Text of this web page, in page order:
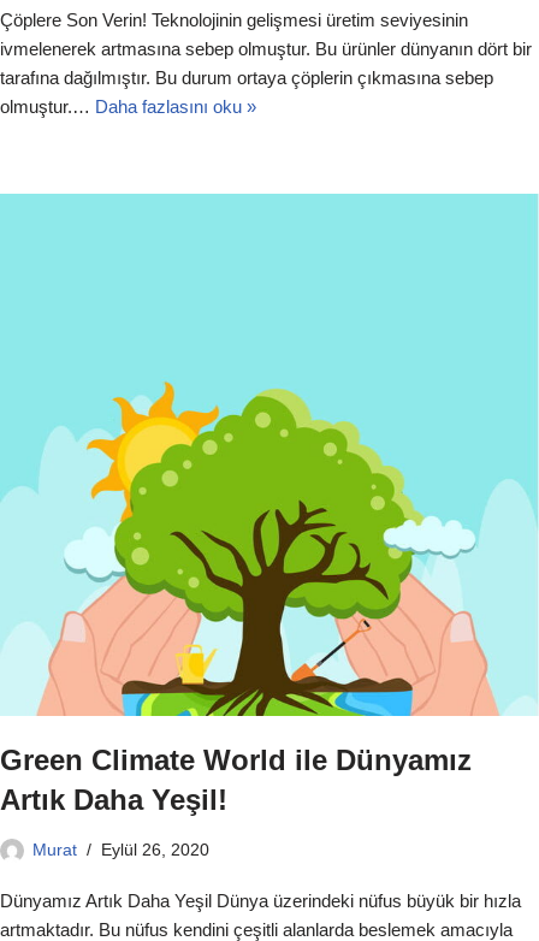
Çöplere Son Verin! Teknolojinin gelişmesi üretim seviyesinin
ivmelenerek artmasına sebep olmuştur. Bu ürünler dünyanın dört bir
tarafına dağılmıştır. Bu durum ortaya çöplerin çıkmasına sebep
olmuştur.… Daha fazlasını oku »
Green Climate World ile Dünyamız
Artık Daha Yeşil!
Murat Eylül 26, 2020
Dünyamız Artık Daha Yeşil Dünya üzerindeki nüfus büyük bir hızla
artmaktadır. Bu nüfus kendini çeşitli alanlarda beslemek amacıyla